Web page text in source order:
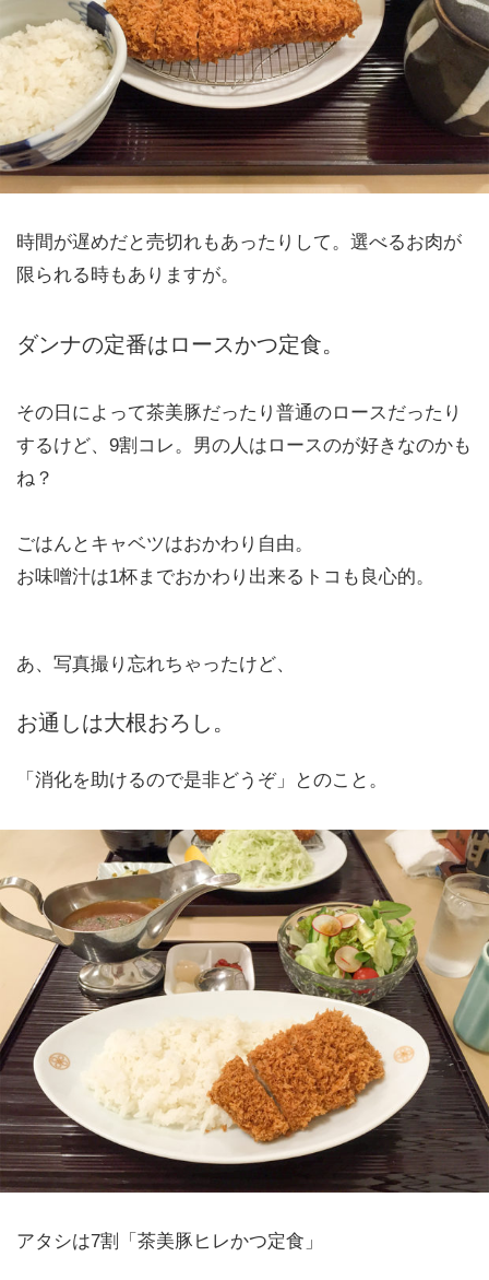
時間が遅めだと売切れもあったりして。選べるお肉が
限られる時もありますが。
ダンナの定番はロースかつ定食。
その日によって茶美豚だったり普通のロースだったり
するけど、9割コレ。男の人はロースのが好きなのかも
ね？
ごはんとキャベツはおかわり自由。
お味噌汁は1杯までおかわり出来るトコも良心的。
あ、写真撮り忘れちゃったけど、
お通しは大根おろし。
「消化を助けるので是非どうぞ」とのこと。
アタシは7割「茶美豚ヒレかつ定食」